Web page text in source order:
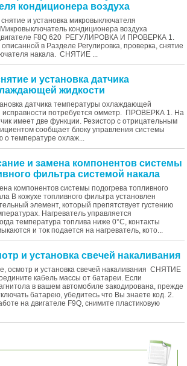
кондиционера воздуха
снятие и установка микровыключателя
кондиционера воздуха
двигателе F8Q 620 РЕГУЛИРОВКА И ПРОВЕРКА 1.
в Разделе Регулировка, проверка, снятие
накала. СНЯТИЕ ...
и установка датчика
жидкости
датчика температуры охлаждающей
исправности потребуется омметр. ПРОВЕРКА 1. На
имеет две функции. Резистор с отрицательным
сообщает блоку управления системы
о температуре охлаж...
и замена компонентов системы
фильтра системой накала
компонентов системы подогрева топливного
В кожухе топливного фильтра установлен
элемент, который препятствует густению
Нагреватель управляется
температура топлива ниже 0°С, контакты
и ток подается на нагреватель, кото...
и установка свечей накаливания
осмотр и установка свечей накаливания СНЯТИЕ
кабель массы от батареи. Если
в вашем автомобиле закодирована, прежде
батарею, убедитесь что Вы знаете код. 2.
на двигателе F9Q, снимите пластиковую